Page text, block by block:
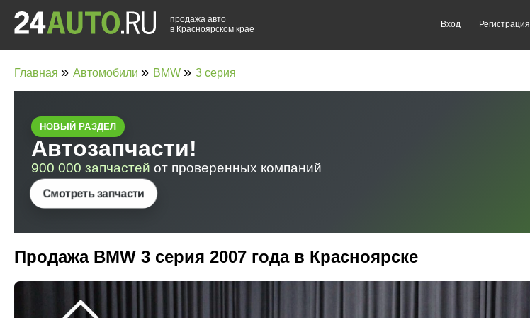
продажа авто
в Красноярском крае
Вход Регистрация
Главная » Автомобили » BMW » 3 серия
Продажа BMW 3 серия 2007 года в Красноярске